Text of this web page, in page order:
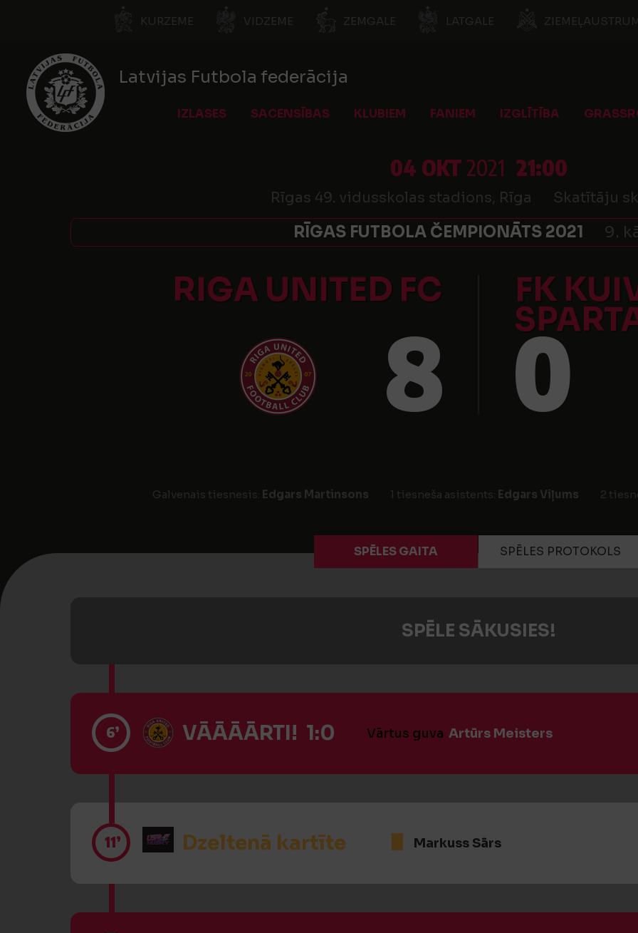
KURZEME VIDZEME ZEMGALE LATGALE
Latvijas Futbola federācija
IZLASES SACENSĪBAS KLUBIEM FANIEM IZGLĪTĪBA
04 OKT2021 21:00
Rīgas 49. vidusskolas stadions, Rīga Skatītāju
RĪGAS FUTBOLA ČEMPIONĀTS 2021 9.
RIGA UNITED FC FK
8 0
Galvenais tiesnesis: Edgars Martinsons 1 tiesneša asistents: Edgars Viļums 2
SPĒLES GAITA SPĒLES PROTOKOLS
SPĒLE SĀKUSIES!
6’ VĀĀĀĀRTI! 1:0 Vārtus guva Artūrs Meisters
11’ Dzeltenā kartīte Markuss Sārs